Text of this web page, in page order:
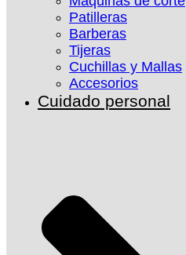
Patilleras
Barberas
Tijeras
Cuchillas y Mallas
Accesorios
Cuidado personal